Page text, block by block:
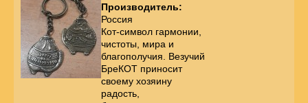
Производитель:
Россия
Кот-символ гармонии,
чистоты, мира и
благополучия. Везучий
БреКОТ приносит
своему хозяину
радость,